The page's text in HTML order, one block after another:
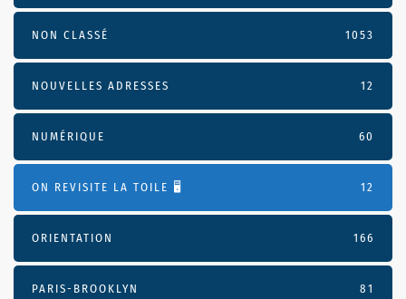
NON CLASSÉ 1053
NOUVELLES ADRESSES 12
NUMÉRIQUE 60
ON REVISITE LA TOILE 🖥️ 12
ORIENTATION 166
PARIS-BROOKLYN 81